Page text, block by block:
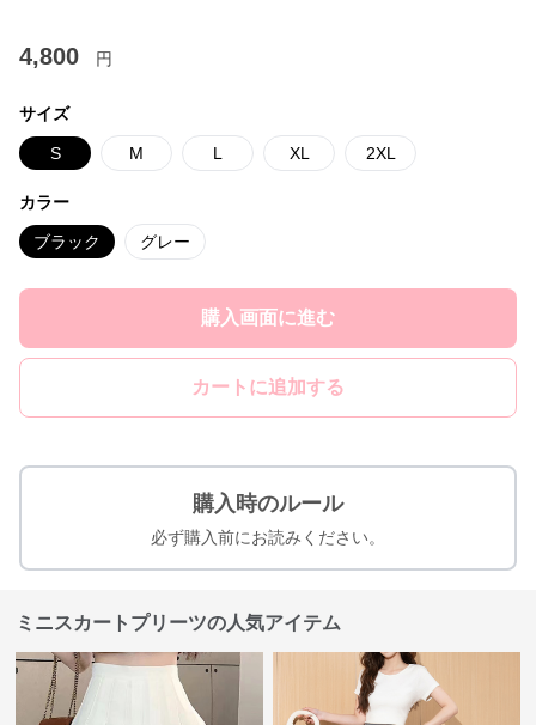
4,800 円
サイズ
S M L XL 2XL
カラー
ブラック グレー
購入画面に進む
カートに追加する
購入時のルール
必ず購入前にお読みください。
ミニスカートプリーツの人気アイテム